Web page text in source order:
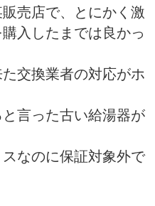
売店で、とにかく激
入したまでは良かっ
交換業者の対応がホ
言った古い給湯器が
なのに保証対象外で